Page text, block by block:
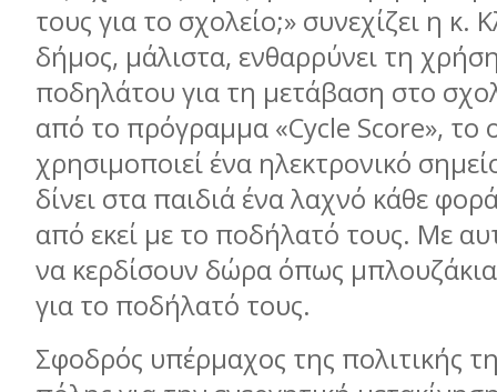
τους για το σχολείο;» συνεχίζει η κ.
δήμος, μάλιστα, ενθαρρύνει τη
ποδηλάτου για τη μετάβαση στο
από το πρόγραμμα «Cycle Score», το
χρησιμοποιεί ένα ηλεκτρονικό
δίνει στα παιδιά ένα λαχνό κάθε
από εκεί με το ποδήλατό τους. Με
να κερδίσουν δώρα όπως
για το ποδήλατό τους.
Σφοδρός υπέρμαχος της πολιτικής